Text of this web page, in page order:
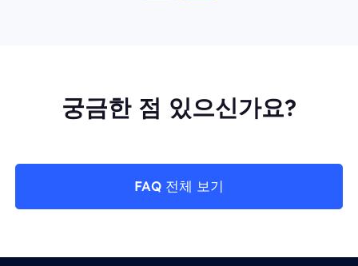
궁금한 점 있으신가요?
FAQ 전체 보기